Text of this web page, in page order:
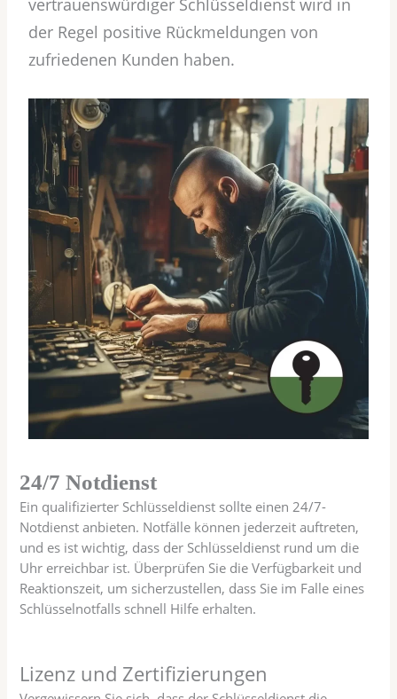
der Regel positive Rückmeldungen von
zufriedenen Kunden haben.
24/7 Notdienst
Ein qualifizierter Schlüsseldienst sollte einen 24/7-
Notdienst anbieten. Notfälle können jederzeit auftreten,
und es ist wichtig, dass der Schlüsseldienst rund um die
Uhr erreichbar ist. Überprüfen Sie die Verfügbarkeit und
Reaktionszeit, um sicherzustellen, dass Sie im Falle eines
Schlüsselnotfalls schnell Hilfe erhalten.
Lizenz und Zertifizierungen